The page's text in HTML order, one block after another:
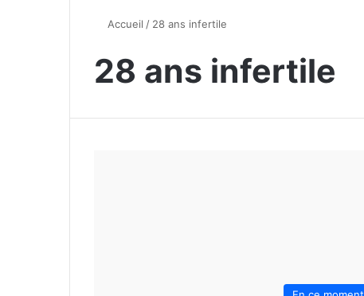
Accueil / 28 ans infertile
28 ans infertile